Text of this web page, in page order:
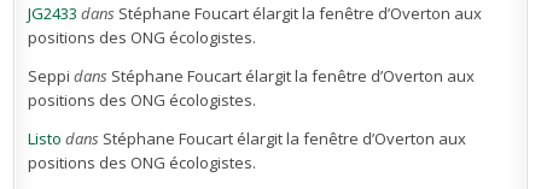
JG2433 dans Stéphane Foucart élargit la fenêtre d’Overton aux
positions des ONG écologistes.
Seppi dans Stéphane Foucart élargit la fenêtre d’Overton aux
positions des ONG écologistes.
Listo dans Stéphane Foucart élargit la fenêtre d’Overton aux
positions des ONG écologistes.